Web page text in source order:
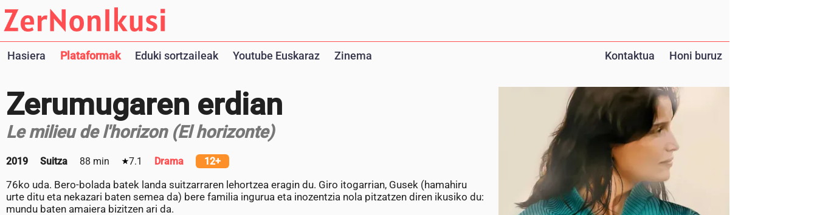
Hasiera Plataformak Eduki sortzaileak Youtube Euskaraz Zinema Kontaktua Honi buruz
Zerumugaren erdian
Le milieu de l'horizon (El horizonte)
2019 Suitza 88 min 7.1 Drama 12+
76ko uda. Bero-bolada batek landa suitzarraren lehortzea eragin du. Giro itogarrian, Gusek (hamahiru
urte ditu eta nekazari baten semea da) bere familia ingurua eta inozentzia nola pitzatzen diren ikusiko du:
mundu baten amaiera bizitzen ari da.